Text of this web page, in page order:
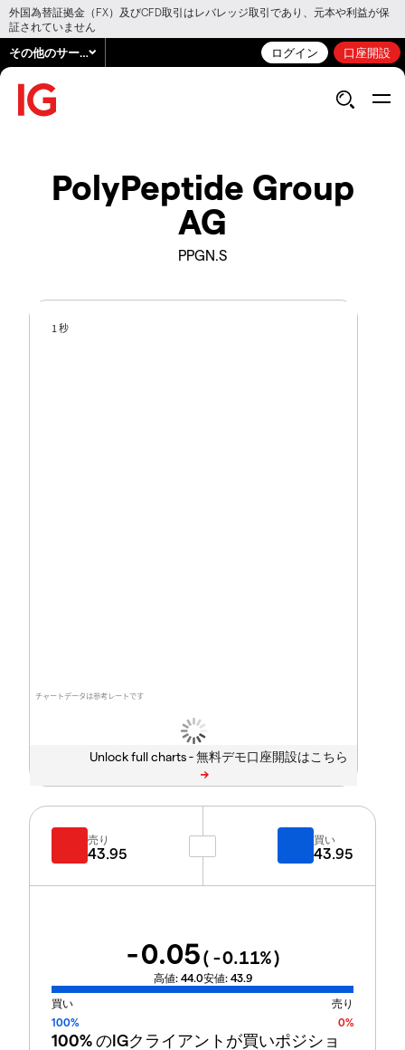
外国為替証拠金（FX）及びCFD取引はレバレッジ取引であり、元本や利益が保
証されていません
その他のサービス ログイン 口座開設
PolyPeptide Group
AG
PPGN.S
チャートデータは参考レートです
1 秒
Unlock full charts -
売り
43.95
買い
43.95
-0.05( -0.11%)
高値: 44.0安値: 43.9
買い
売り
100%
0%
100%のIGクライアントが買いポジショ